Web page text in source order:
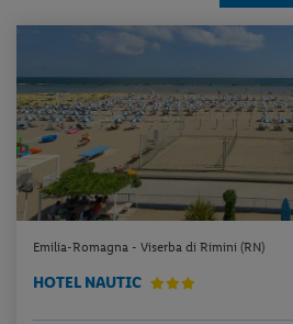
Emilia-Romagna - Viserba di Rimini (RN)
HOTEL NAUTIC